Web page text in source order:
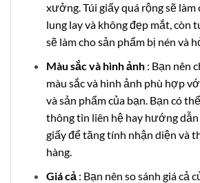
xưởng. Túi giấy quá rộng sẽ làm
lung lay và không đẹp mắt, còn
sẽ làm cho sản phẩm bị nén và
Màu sắc và hình ảnh : Bạn nên
màu sắc và hình ảnh phù hợp
và sản phẩm của bạn. Bạn có
thông tin liên hệ hay hướng
giấy để tăng tính nhận diện và
hàng.
Giá cả : Bạn nên so sánh giá cả